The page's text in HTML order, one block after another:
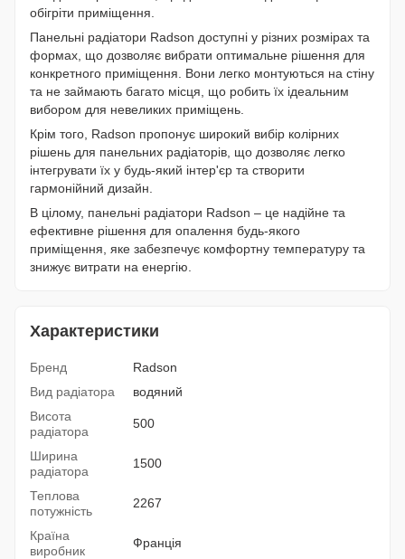
обігріти приміщення.
Панельні радіатори Radson доступні у різних розмірах та
формах, що дозволяє вибрати оптимальне рішення для
конкретного приміщення. Вони легко монтуються на стіну
та не займають багато місця, що робить їх ідеальним
вибором для невеликих приміщень.
Крім того, Radson пропонує широкий вибір колірних
рішень для панельних радіаторів, що дозволяє легко
інтегрувати їх у будь-який інтер'єр та створити
гармонійний дизайн.
В цілому, панельні радіатори Radson – це надійне та
ефективне рішення для опалення будь-якого
приміщення, яке забезпечує комфортну температуру та
знижує витрати на енергію.
Характеристики
Бренд
Radson
Вид радіатора
водяний
Висота
радіатора
500
Ширина
радіатора
1500
Теплова
потужність
2267
Країна
виробник
Франція